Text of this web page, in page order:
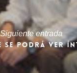
Siguiente entrada
PODRÁ VER